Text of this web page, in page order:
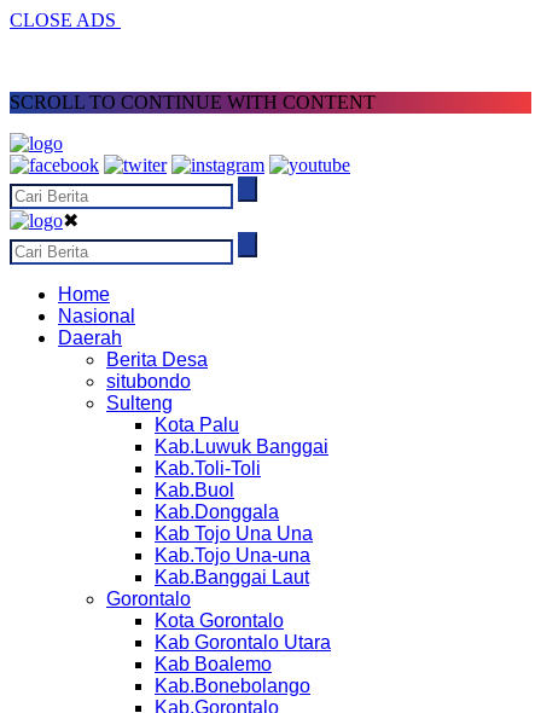
CLOSE ADS
SCROLL TO CONTINUE WITH CONTENT
✖
Home
Nasional
Daerah
Berita Desa
situbondo
Sulteng
Kota Palu
Kab.Luwuk Banggai
Kab.Toli-Toli
Kab.Buol
Kab.Donggala
Kab Tojo Una Una
Kab.Tojo Una-una
Kab.Banggai Laut
Gorontalo
Kota Gorontalo
Kab Gorontalo Utara
Kab Boalemo
Kab.Bonebolango
Kab.Gorontalo